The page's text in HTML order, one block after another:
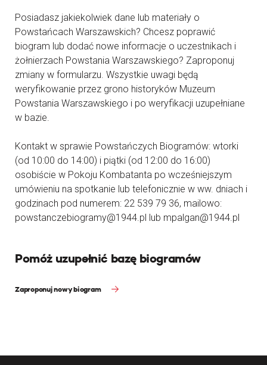
Posiadasz jakiekolwiek dane lub materiały o
Powstańcach Warszawskich? Chcesz poprawić
biogram lub dodać nowe informacje o uczestnikach i
żołnierzach Powstania Warszawskiego? Zaproponuj
zmiany w formularzu. Wszystkie uwagi będą
weryfikowanie przez grono historyków Muzeum
Powstania Warszawskiego i po weryfikacji uzupełniane
w bazie.
Kontakt w sprawie Powstańczych Biogramów: wtorki
(od 10:00 do 14:00) i piątki (od 12:00 do 16:00)
osobiście w Pokoju Kombatanta po wcześniejszym
umówieniu na spotkanie lub telefonicznie w ww. dniach i
godzinach pod numerem: 22 539 79 36, mailowo:
powstanczebiogramy@1944.pl lub mpalgan@1944.pl
Pomóż uzupełnić bazę biogramów
Zaproponuj nowy biogram